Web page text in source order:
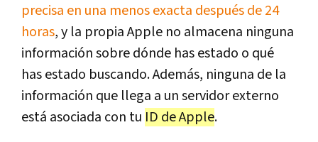
precisa en una menos exacta después de 24
horas, y la propia Apple no almacena ninguna
información sobre dónde has estado o qué
has estado buscando. Además, ninguna de la
información que llega a un servidor externo
está asociada con tu ID de Apple.